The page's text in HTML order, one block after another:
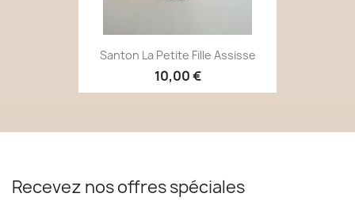
Santon La Petite Fille Assisse
10,00 €
Recevez nos offres spéciales